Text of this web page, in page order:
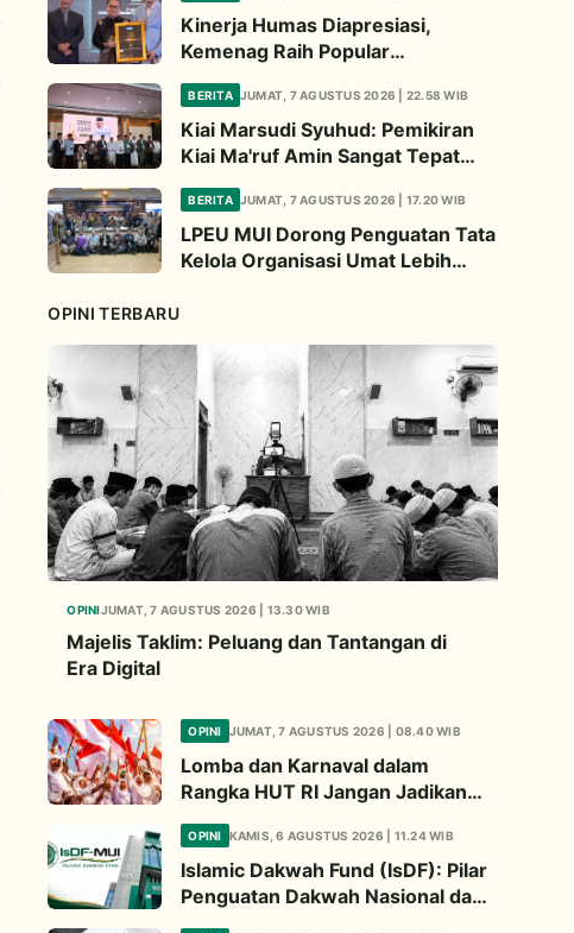
Kinerja Humas Diapresiasi,
Kemenag Raih Popular
Government Institutions Award
2026
BERITA JUMAT, 7 AGUSTUS 2026 | 22.58 WIB
Kiai Marsudi Syuhud: Pemikiran
Kiai Ma'ruf Amin Sangat Tepat
Untuk Perbarui NU
BERITA JUMAT, 7 AGUSTUS 2026 | 17.20 WIB
LPEU MUI Dorong Penguatan Tata
Kelola Organisasi Umat Lebih
OPINI TERBARU
OPINIJUMAT, 7 AGUSTUS 2026 | 13.30 WIB
Majelis Taklim: Peluang dan Tantangan di
Era Digital
OPINI JUMAT, 7 AGUSTUS 2026 | 08.40 WIB
Lomba dan Karnaval dalam
Rangka HUT RI Jangan Jadikan
Ajang Judi dan Kampanye LGBT
OPINI KAMIS, 6 AGUSTUS 2026 | 11.24 WIB
Islamic Dakwah Fund (IsDF): Pilar
Penguatan Dakwah Nasional dan
Jembatan Kepedulian Umat